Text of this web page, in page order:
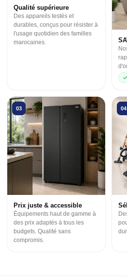
Qualité supérieure
Des appareils testés et
durables, conçus pour résister à
l'usage quotidien des familles
marocaines.
03
Prix juste & accessible
Équipements haut de gamme à
des prix adaptés à tous les
budgets. Qualité sans
compromis.
04